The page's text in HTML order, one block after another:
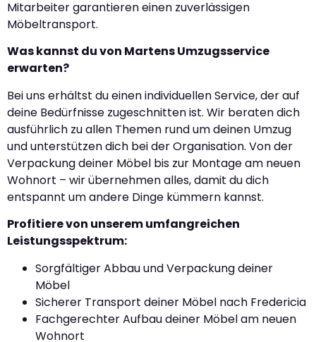
Mitarbeiter garantieren einen zuverlässigen
Möbeltransport.
Was kannst du von Martens Umzugsservice
erwarten?
Bei uns erhältst du einen individuellen Service, der auf
deine Bedürfnisse zugeschnitten ist. Wir beraten dich
ausführlich zu allen Themen rund um deinen Umzug
und unterstützen dich bei der Organisation. Von der
Verpackung deiner Möbel bis zur Montage am neuen
Wohnort – wir übernehmen alles, damit du dich
entspannt um andere Dinge kümmern kannst.
Profitiere von unserem umfangreichen
Leistungsspektrum:
Sorgfältiger Abbau und Verpackung deiner
Möbel
Sicherer Transport deiner Möbel nach Fredericia
Fachgerechter Aufbau deiner Möbel am neuen
Wohnort